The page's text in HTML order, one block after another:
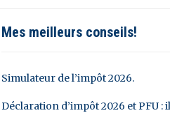
Mes meilleurs conseils!
Simulateur de l’impôt 2026.
Déclaration d’impôt 2026 et PFU :